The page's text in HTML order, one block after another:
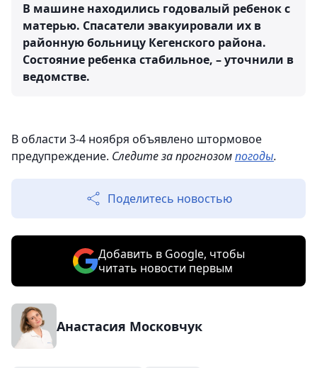
В машине находились годовалый ребенок с
матерью. Спасатели эвакуировали их в
районную больницу Кегенского района.
Состояние ребенка стабильное, – уточнили в
ведомстве.
В области 3-4 ноября объявлено штормовое
предупреждение. Следите за прогнозомпогоды.
Поделитесь новостью
Добавить в Google, чтобы
читать новости первым
Анастасия Московчук